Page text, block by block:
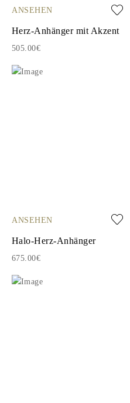
ANSEHEN
Herz-Anhänger mit Akzent
505.00€
ANSEHEN
Halo-Herz-Anhänger
675.00€